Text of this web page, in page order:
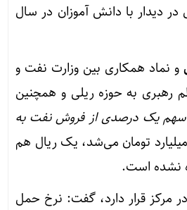
دیدار با دانش آموزان در سال
و نماد همکاری بین وزارت نفت و
رهبری به حوزه ریلی و همچنین
یک درصدی از فروش‌ نفت به
۵ سال ۱۳۹۶ تا ۱۴۰۰ که این سهم حدود ۷ هزار و ۷۰۰ میلیارد تومان می‌شد، یک ریال هم
نشده است.
در مرکز قرار دارد، گفت: نرخ حمل